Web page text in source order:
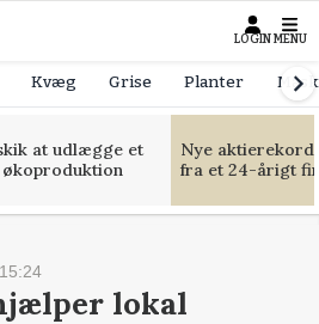
LOGIN MENU
Kvæg Grise Planter
at udlægge et
Nye
fra et 24-årigt
lokal